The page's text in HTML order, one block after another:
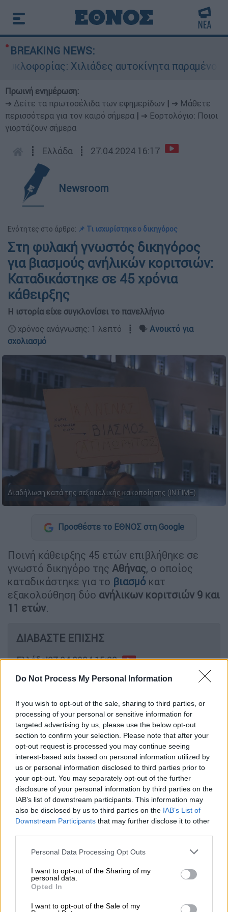
Do Not Process My Personal Information
If you wish to opt-out of the sale, sharing to third parties, or
processing of your personal or sensitive information for
targeted advertising by us, please use the below opt-out
section to confirm your selection. Please note that after your
opt-out request is processed you may continue seeing
interest-based ads based on personal information utilized by
us or personal information disclosed to third parties prior to
your opt-out. You may separately opt-out of the further
disclosure of your personal information by third parties on the
IAB’s list of downstream participants. This information may
also be disclosed by us to third parties on the IAB’s List of
Downstream Participants that may further disclose it to other
Please note that this website/app uses one or more Google
not limited to your visit or usage behaviour. You may click to
grant or deny consent to Google and its third-party tags to
use your data for below specified purposes in below Google
consent section.
Personal Data Processing Opt Outs
I want to opt-out of the Sharing of my
personal data.
Opted In
I want to opt-out of the Sale of my
BREAKING NEWS:
Χιλιάδες αυτοκίνητα παραμένουν
Πρωινή ενημέρωση:
➔ Δείτε τα πρωτοσέλιδα των εφημερίδων
➔ Μάθετε
περισσότερα για τον καιρό σήμερα
➔ Εορτολόγιο: Ποιοι
γιορτάζουν σήμερα
┋ Ελλάδα ┋ 27.04.2024 16:17
Newsroom
Ενότητες στο άρθρο: 📌 Τι ισχυρίστηκε ο δικηγόρος
Στη φυλακή γνωστός δικηγόρος
για βιασμούς ανήλικών κοριτσιών:
Καταδικάστηκε σε 45 χρόνια
κάθειρξης
Η ιστορία είχε συγκλονίσει το πανελλήνιο
🕛 χρόνος ανάγνωσης: 1 λεπτό ┋ 🗣️ Ανοικτό για
σχολιασμό
Διαδήλωση κατά της σεξουαλικής κακοποίησης (ΙΝΤΙΜΕ)
Προσθέστε το ΕΘΝΟΣ στη Google
Ποινή κάθειρξης 45 ετών επιβλήθηκε σε
γνωστό δικηγόρο της Αθήνας, ο οποίος
καταδικάστηκε για το βιασμό κατ
εξακολούθηση δύο ανήλικων κοριτσιών 9 και
11 ετών.
ΔΙΑΒΑΣΤΕ ΕΠΙΣΗΣ
Ελλάδα|27.04.2024 15:22
Δολοφονία Λυγγερίδη:
Προφυλακίστηκε ο 31χρονος «Κοκός»
- Το παρελθόν του και ο ρόλος του
στην επίθεση
Η καταδίκη του από τοΜικτό Ορκωτό
Δικαστήριο ήταν ομόφωνη, ενώ δεν
αναγνωρίστηκε κανένα ελαφρυντικό.
Επιπρόσθετα απορρίφθηκε αίτημα για
αναστολή της ποινής σε βάρος τουγνωστού
Ο 64χρονοςκαταδικάστηκεεπίσης και για
ανηλίκων που δεν έχουν συμπληρώσει τα 12
έτη, αλλά και για